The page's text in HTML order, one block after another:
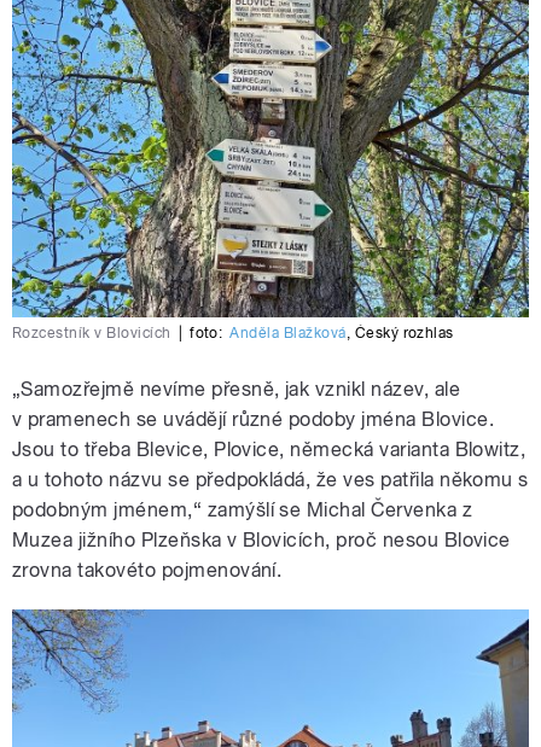
Rozcestník v Blovicích foto: Anděla Blažková, Český rozhlas
„Samozřejmě nevíme přesně, jak vznikl název, ale
v pramenech se uvádějí různé podoby jména Blovice.
Jsou to třeba Blevice, Plovice, německá varianta Blowitz,
a u tohoto názvu se předpokládá, že ves patřila někomu s
podobným jménem,“ zamýšlí se Michal Červenka z
Muzea jižního Plzeňska v Blovicích, proč nesou Blovice
zrovna takovéto pojmenování.